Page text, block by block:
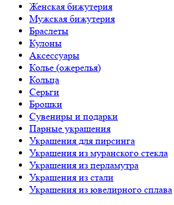
Женская бижутерия
Мужская бижутерия
Браслеты
Кулоны
Аксессуары
Колье (ожерелья)
Кольца
Серьги
Брошки
Сувениры и подарки
Парные украшения
Украшения для пирсинга
Украшения из муранского стекла
Украшения из перламутра
Украшения из стали
Украшения из ювелирного сплава